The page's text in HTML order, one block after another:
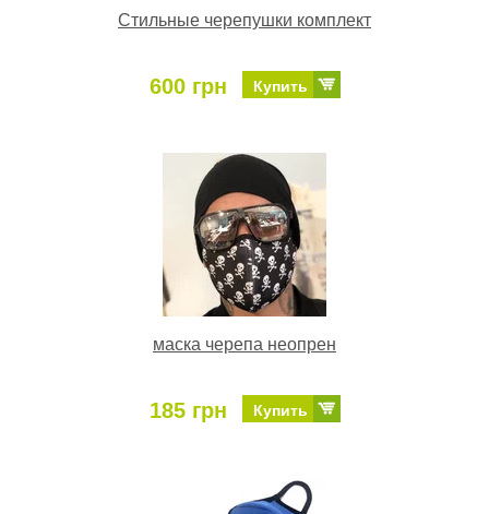
Стильные черепушки комплект
600 грн Купить
маска черепа неопрен
185 грн Купить